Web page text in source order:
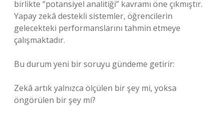
birlikte “potansiyel analitiği” kavramı öne çıkmıştır.
Yapay zekâ destekli sistemler, öğrencilerin
gelecekteki performanslarını tahmin etmeye
çalışmaktadır.
Bu durum yeni bir soruyu gündeme getirir:
Zekâ artık yalnızca ölçülen bir şey mi, yoksa
öngörülen bir şey mi?